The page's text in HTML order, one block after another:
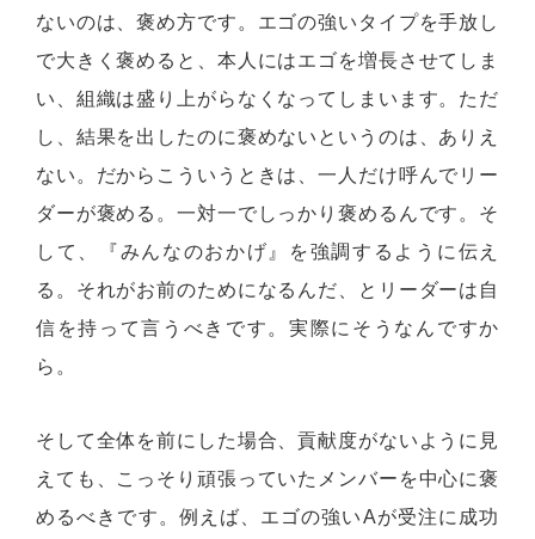
ないのは、褒め方です。エゴの強いタイプを手放し
で大きく褒めると、本人にはエゴを増長させてしま
い、組織は盛り上がらなくなってしまいます。ただ
し、結果を出したのに褒めないというのは、ありえ
ない。だからこういうときは、一人だけ呼んでリー
ダーが褒める。一対一でしっかり褒めるんです。そ
して、『みんなのおかげ』を強調するように伝え
る。それがお前のためになるんだ、とリーダーは自
信を持って言うべきです。実際にそうなんですか
ら。
そして全体を前にした場合、貢献度がないように見
えても、こっそり頑張っていたメンバーを中心に褒
めるべきです。例えば、エゴの強いAが受注に成功